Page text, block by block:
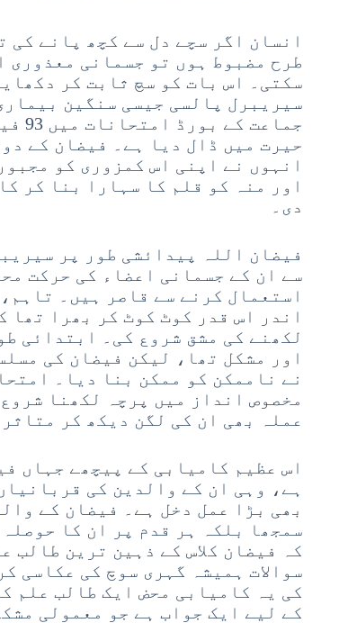
انسان اگر سچے دل سے کچھ پانے کی
طرح مضبوط ہوں تو جسمانی معذوری
سکتی۔ اس بات کو سچ ثابت کر
سیریبرل پالسی جیسی سنگین
حیرت میں ڈال دیا ہے۔ فیضان کے
انہوں نے اپنی اس کمزوری کو
اور منہ کو قلم کا سہارا بنا کر
دی۔
فیضان اللہ پیدائشی طور پر
سے ان کے جسمانی اعضاء کی حرکت
استعمال کرنے سے قاصر ہیں۔
اندر اس قدر کوٹ کوٹ کر بھرا تھا
لکھنے کی مشق شروع کی۔ ابتدائی
اور مشکل تھا، لیکن فیضان کی
نے ناممکن کو ممکن بنا دیا۔
مخصوص انداز میں پرچہ لکھنا
عملہ بھی ان کی لگن دیکھ کر
اس عظیم کامیابی کے پیچھے جہاں
ہے، وہی ان کے والدین کی
بھی بڑا عمل دخل ہے۔ فیضان کے
سمجھا بلکہ ہر قدم پر ان کا
کہ فیضان کلاس کے ذہین ترین طالب
سوالات ہمیشہ گہری سوچ کی عکاسی
کی یہ کامیابی محض ایک طالب علم
کے لیے ایک جواب ہے جو معمولی